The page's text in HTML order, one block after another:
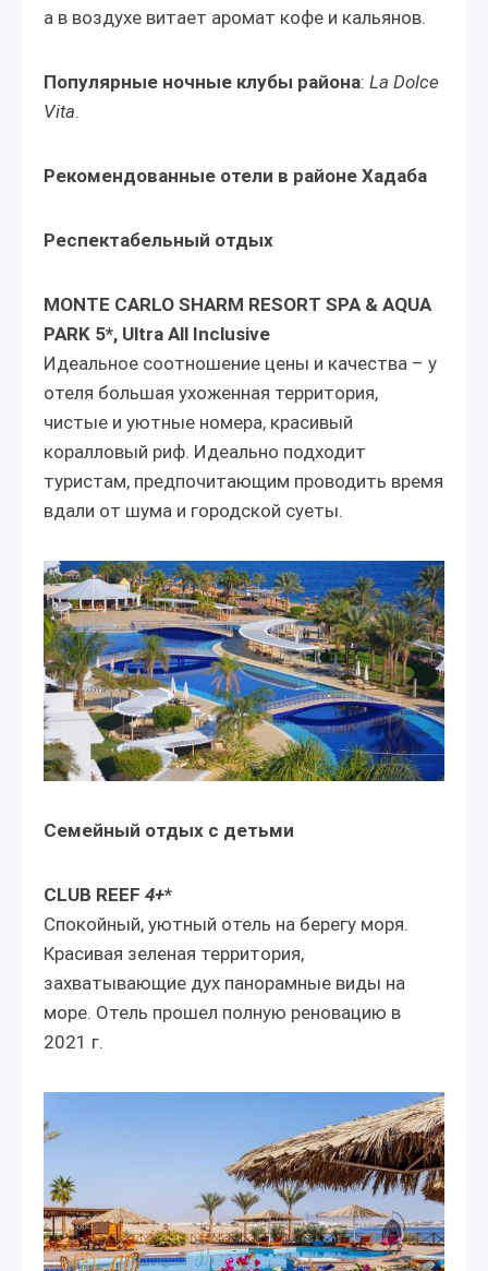
а в воздухе витает аромат кофе и кальянов.
Популярные ночные клубы района: La Dolce
Vita.
Рекомендованные отели в районе Хадаба
Респектабельный отдых
MONTE CARLO SHARM RESORT SPA & AQUA
PARK 5*, Ultra All Inclusive
Идеальное соотношение цены и качества – у
отеля большая ухоженная территория,
чистые и уютные номера, красивый
коралловый риф. Идеально подходит
туристам, предпочитающим проводить время
вдали от шума и городской суеты.
Семейный отдых с детьми
CLUB REEF 4+*
Спокойный, уютный отель на берегу моря.
Красивая зеленая территория,
захватывающие дух панорамные виды на
море. Отель прошел полную реновацию в
2021 г.